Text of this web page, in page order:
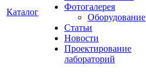
Каталог
Фотогалерея
Оборудование
Статьи
Новости
Проектирование
лабораторий